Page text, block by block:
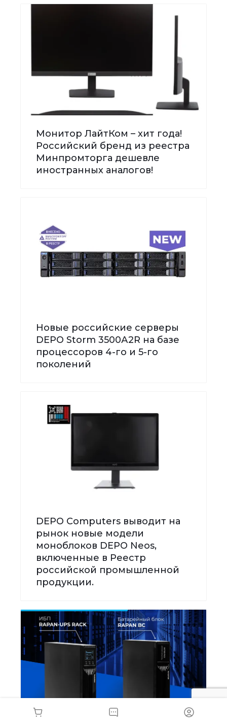
Монитор ЛайтКом – хит года!
Российский бренд из реестра
Минпромторга дешевле
иностранных аналогов!
Новые российские серверы
DEPO Storm 3500А2R на базе
процессоров 4-го и 5-го
поколений
DEPO Computers выводит на
рынок новые модели
моноблоков DEPO Neos,
включенные в Реестр
российской промышленной
продукции.